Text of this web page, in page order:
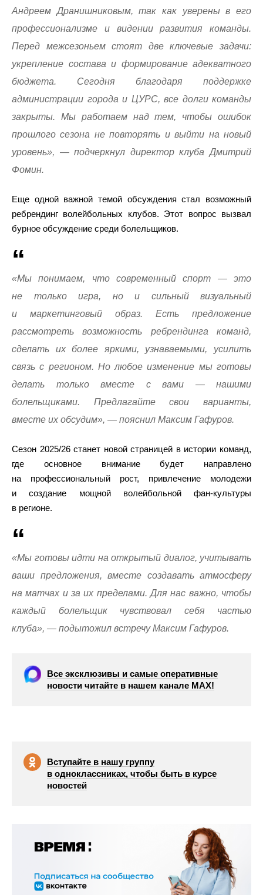
Андреем Дранишниковым, так как уверены в его
профессионализме и видении развития команды.
Перед межсезоньем стоят две ключевые задачи:
укрепление состава и формирование адекватного
бюджета. Сегодня благодаря поддержке
администрации города и ЦУРС, все долги команды
закрыты. Мы работаем над тем, чтобы ошибок
прошлого сезона не повторять и выйти на новый
уровень», — подчеркнул директор клуба Дмитрий
Фомин.
Еще одной важной темой обсуждения стал возможный
ребрендинг волейбольных клубов. Этот вопрос вызвал
бурное обсуждение среди болельщиков.
«Мы понимаем, что современный спорт — это
не только игра, но и сильный визуальный
и маркетинговый образ. Есть предложение
рассмотреть возможность ребрендинга команд,
сделать их более яркими, узнаваемыми, усилить
связь с регионом. Но любое изменение мы готовы
делать только вместе с вами — нашими
болельщиками. Предлагайте свои варианты,
вместе их обсудим», — пояснил Максим Гафуров.
Сезон 2025/26 станет новой страницей в истории команд,
где основное внимание будет направлено
на профессиональный рост, привлечение молодежи
и создание мощной волейбольной фан-культуры
в регионе.
«Мы готовы идти на открытый диалог, учитывать
ваши предложения, вместе создавать атмосферу
на матчах и за их пределами. Для нас важно, чтобы
каждый болельщик чувствовал себя частью
клуба», — подытожил встречу Максим Гафуров.
Все эксклюзивы и самые оперативные
новости читайте в нашем канале МАХ!
Вступайте в нашу группу
в одноклассниках, чтобы быть в курсе
новостей